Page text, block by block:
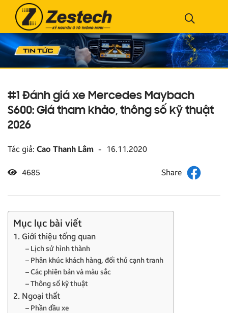
#1 Đánh giá xe Mercedes Maybach
S600: Giá tham khảo, thông số kỹ thuật
2026
Tác giả: Cao Thanh Lâm - 16.11.2020
4685
Mục lục bài viết
1. Giới thiệu tổng quan
– Lịch sử hình thành
– Phân khúc khách hàng, đối thủ cạnh tranh
– Các phiên bản và màu sắc
– Thông số kỹ thuật
2. Ngoại thất
– Phần đầu xe